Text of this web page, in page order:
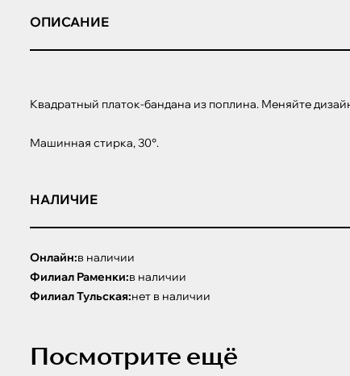
ОПИСАНИЕ
Квадратный платок-бандана из поплина. Меняйте
Машинная стирка, 30°.
НАЛИЧИЕ
Онлайн:в наличии
Филиал Раменки:в наличии
Филиал Тульская:нет в наличии
Посмотрите ещё